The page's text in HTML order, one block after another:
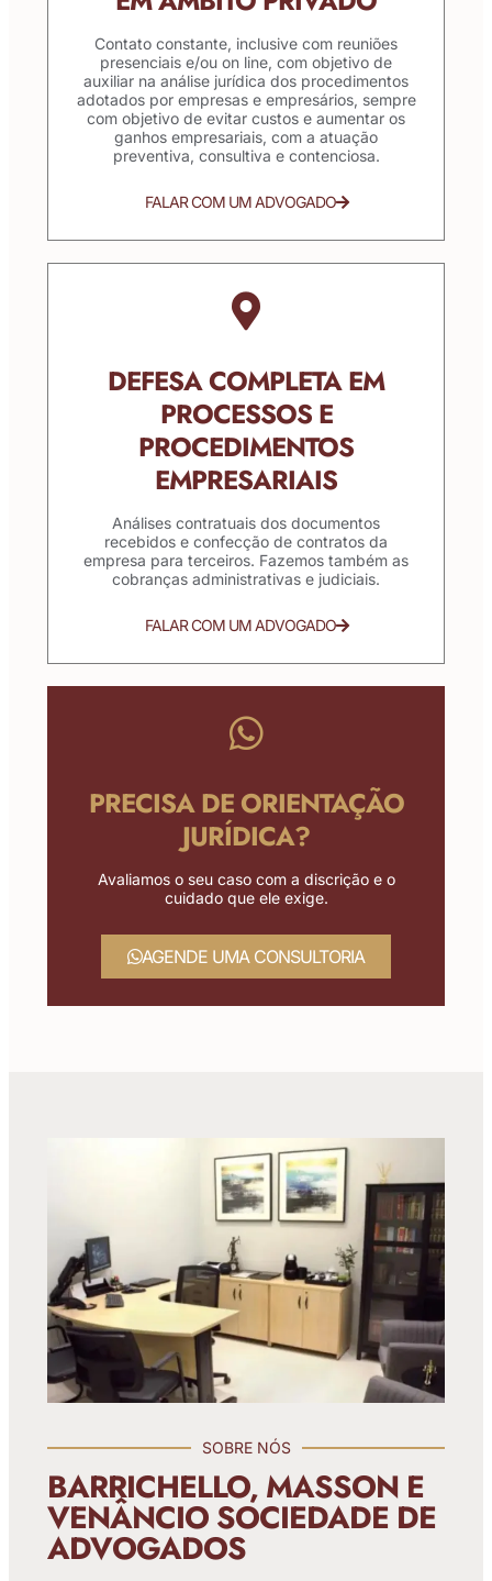
Contato constante, inclusive com reuniões
presenciais e/ou on line, com objetivo de
auxiliar na análise jurídica dos procedimentos
adotados por empresas e empresários, sempre
com objetivo de evitar custos e aumentar os
ganhos empresariais, com a atuação
preventiva, consultiva e contenciosa.
FALAR COM UM ADVOGADO
DEFESA COMPLETA EM
PROCESSOS E
PROCEDIMENTOS
EMPRESARIAIS
Análises contratuais dos documentos
recebidos e confecção de contratos da
empresa para terceiros. Fazemos também as
cobranças administrativas e judiciais.
FALAR COM UM ADVOGADO
PRECISA DE ORIENTAÇÃO
JURÍDICA?
Avaliamos o seu caso com a discrição e o
cuidado que ele exige.
AGENDE UMA CONSULTORIA
SOBRE NÓS
BARRICHELLO, MASSON E
VENÂNCIO SOCIEDADE DE
ADVOGADOS